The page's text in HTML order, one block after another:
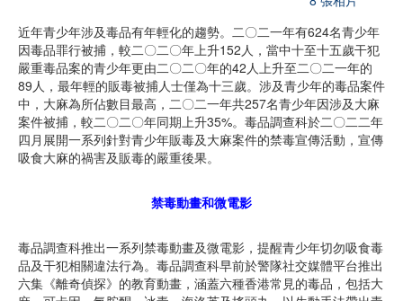
近年青少年涉及毒品有年輕化的趨勢。二〇二一年有624名青少年
因毒品罪行被捕，較二〇二〇年上升152人，當中十至十五歲干犯
嚴重毒品案的青少年更由二〇二〇年的42人上升至二〇二一年的
89人，最年輕的販毒被捕人士僅為十三歲。涉及青少年的毒品案件
中，大麻為所佔數目最高，二〇二一年共257名青少年因涉及大麻
案件被捕，較二〇二〇年同期上升35%。毒品調查科於二〇二二年
四月展開一系列針對青少年販毒及大麻案件的禁毒宣傳活動，宣傳
吸食大麻的禍害及販毒的嚴重後果。
禁毒動畫和微電影
毒品調查科推出一系列禁毒動畫及微電影，提醒青少年切勿吸食毒
品及干犯相關違法行為。毒品調查科早前於警隊社交媒體平台推出
六集《離奇偵探》的教育動畫，涵蓋六種香港常見的毒品，包括大